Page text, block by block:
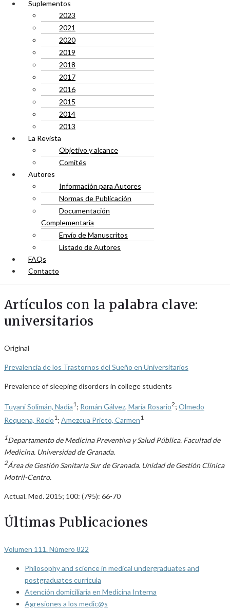
Suplementos
2023
2021
2020
2019
2018
2017
2016
2015
2014
2013
La Revista
Objetivo y alcance
Comités
Autores
Información para Autores
Normas de Publicación
Documentación
Complementaria
Envío de Manuscritos
Listado de Autores
FAQs
Contacto
Artículos con la palabra clave:
universitarios
Original
Prevalencia de los Trastornos del Sueño en Universitarios
Prevalence of sleeping disorders in college students
Tuyani Solimán, Nadia1 ; Román Gálvez, María Rosario2; Olmedo
Requena, Rocío1 ; Amezcua Prieto, Carmen1
1Departamento de Medicina Preventiva y Salud Pública. Facultad de
Medicina. Universidad de Granada.
2Área de Gestión Sanitaria Sur de Granada. Unidad de Gestión Clínica
Motril-Centro.
Actual. Med. 2015; 100: (795): 66-70
Últimas Publicaciones
Volumen 111. Número 822
Philosophy and science in medical undergraduates and
postgraduates curricula
Atención domiciliaria en Medicina Interna
Agresiones a los medic@s